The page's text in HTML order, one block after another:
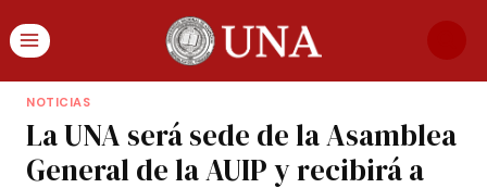
NOTICIAS
La UNA será sede de la Asamblea
General de la AUIP y recibirá a